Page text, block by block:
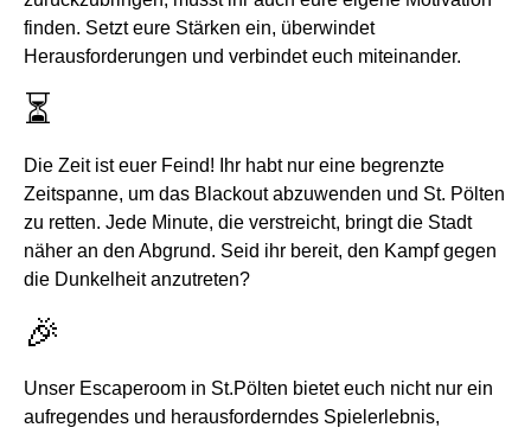
finden. Setzt eure Stärken ein, überwindet
Herausforderungen und verbindet euch miteinander.
⏳
Die Zeit ist euer Feind! Ihr habt nur eine begrenzte
Zeitspanne, um das Blackout abzuwenden und St. Pölten
zu retten. Jede Minute, die verstreicht, bringt die Stadt
näher an den Abgrund. Seid ihr bereit, den Kampf gegen
die Dunkelheit anzutreten?
🎉
Unser Escaperoom in St.Pölten bietet euch nicht nur ein
aufregendes und herausforderndes Spielerlebnis,